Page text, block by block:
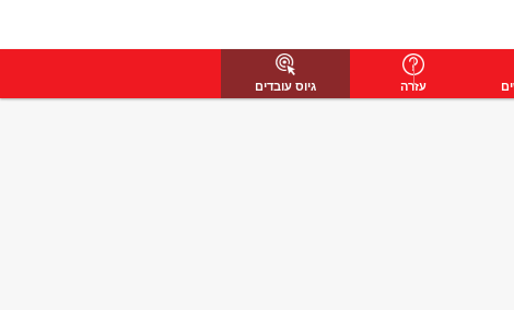
עזרה גיוס עובדים